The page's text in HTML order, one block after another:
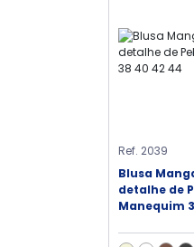
Ref. 2039
Blusa
detalhe de
Manequim